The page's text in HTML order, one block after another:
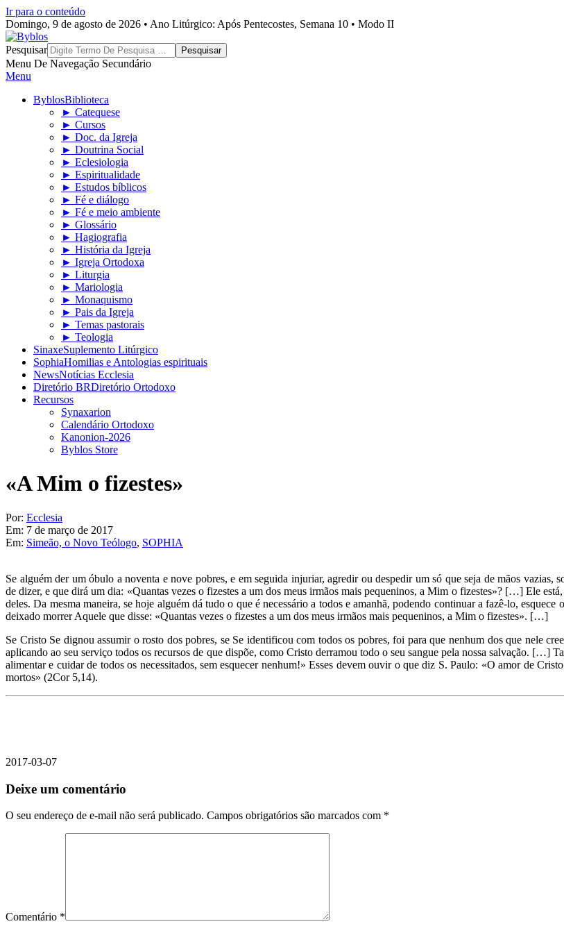
Ir para o conteúdo
Domingo, 9 de agosto de 2026 • Ano Litúrgico: Após Pentecostes, Semana 10 • Modo II
Byblos
Pesquisar
Menu De Navegação Secundário
Menu
ByblosBiblioteca
► Catequese
► Cursos
► Doc. da Igreja
► Doutrina Social
► Eclesiologia
► Espiritualidade
► Estudos bíblicos
► Fé e diálogo
► Fé e meio ambiente
► Glossário
► Hagiografia
► História da Igreja
► Igreja Ortodoxa
► Liturgia
► Mariologia
► Monaquismo
► Pais da Igreja
► Temas pastorais
► Teologia
SinaxeSuplemento Litúrgico
SophiaHomilias e Antologias espirituais
NewsNotícias Ecclesia
Diretório BRDiretório Ortodoxo
Recursos
Synaxarion
Calendário Ortodoxo
Kanonion-2026
Byblos Store
«A Mim o fizestes»
Por: Ecclesia
Em: 7 de março de 2017
Em: Simeão, o Novo Teólogo, SOPHIA
Se alguém der um óbulo a noventa e nove pobres, e em seguida injuriar, agredir ou despedir um só que seja de mãos vazias,
de dizer, e que dirá um dia: «Quantas vezes o fizestes a um dos meus irmãos mais pequeninos, a Mim o fizestes»? […] Ele
deles. Da mesma maneira, se hoje alguém dá tudo o que é necessário a todos e amanhã, podendo continuar a fazê-lo,
deixado morrer Aquele que disse: «Quantas vezes o fizestes a um dos meus irmãos mais pequeninos, a Mim o fizestes». […]
Se Cristo Se dignou assumir o rosto dos pobres, se Se identificou com todos os pobres, foi para que nenhum dos que nele
aplicando ao seu serviço todos os recursos de que dispõe, como Cristo derramou todo o seu sangue pela nossa salvação. […]
alimentar e cuidar de todos os necessitados, sem esquecer nenhum!» Esses devem ouvir o que diz S. Paulo: «O amor de
mortos» (2Cor 5,14).
2017-03-07
Deixe um comentário
O seu endereço de e-mail não será publicado. Campos obrigatórios são marcados com *
Comentário *